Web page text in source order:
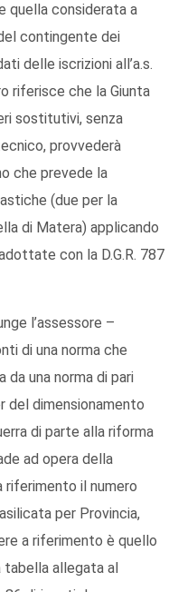
quella considerata a
contingente dei
delle iscrizioni all’a.s.
riferisce che la Giunta
sostitutivi, senza
provvederà
che prevede la
(due per la
di Matera) applicando
con la D.G.R. 787
l’assessore –
di una norma che
da una norma di pari
del dimensionamento
di parte alla riforma
ad opera della
riferimento il numero
per Provincia,
a riferimento è quello
allegata al